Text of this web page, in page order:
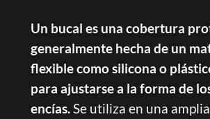
Un bucal es una cobertura
generalmente hecha de un
flexible como silicona o
para ajustarse a la forma de
encías.Se utiliza en una